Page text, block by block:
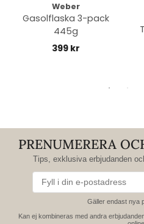
Weber
Gasolflaska 3-pack
445g
399 kr
PRENUMERERA
Tips, exklusiva erbjudanden
Gäller endast nya
Kan ej kombineras med andra